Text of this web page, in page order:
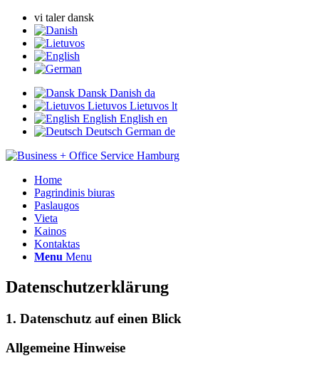
vi taler dansk
Dansk Danish da
Lietuvos Lietuvos lt
English English en
Deutsch German de
Home
Pagrindinis biuras
Paslaugos
Vieta
Kainos
Kontaktas
Menu Menu
Datenschutzerklärung
1. Datenschutz auf einen Blick
Allgemeine Hinweise